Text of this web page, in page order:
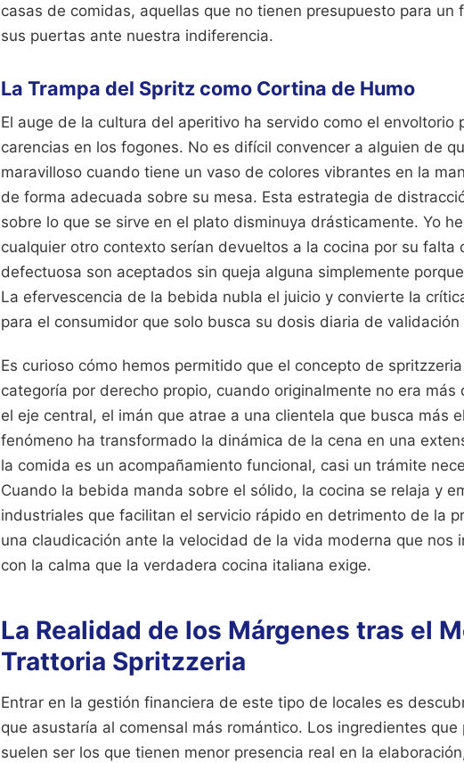
casas de comidas, aquellas que no tienen presupuesto para un
sus puertas ante nuestra indiferencia.
La Trampa del Spritz como Cortina de Humo
El auge de la cultura del aperitivo ha servido como el envoltorio
carencias en los fogones. No es difícil convencer a alguien de
maravilloso cuando tiene un vaso de colores vibrantes en la
de forma adecuada sobre su mesa. Esta estrategia de
sobre lo que se sirve en el plato disminuya drásticamente. Yo
cualquier otro contexto serían devueltos a la cocina por su falta
defectuosa son aceptados sin queja alguna simplemente
La efervescencia de la bebida nubla el juicio y convierte la
para el consumidor que solo busca su dosis diaria de validación
Es curioso cómo hemos permitido que el concepto de
categoría por derecho propio, cuando originalmente no era más
el eje central, el imán que atrae a una clientela que busca más
fenómeno ha transformado la dinámica de la cena en una
la comida es un acompañamiento funcional, casi un trámite
Cuando la bebida manda sobre el sólido, la cocina se relaja y
industriales que facilitan el servicio rápido en detrimento de la
una claudicación ante la velocidad de la vida moderna que nos
con la calma que la verdadera cocina italiana exige.
La Realidad de los Márgenes tras el
Trattoria Spritzzeria
Entrar en la gestión financiera de este tipo de locales es
que asustaría al comensal más romántico. Los ingredientes
suelen ser los que tienen menor presencia real en la